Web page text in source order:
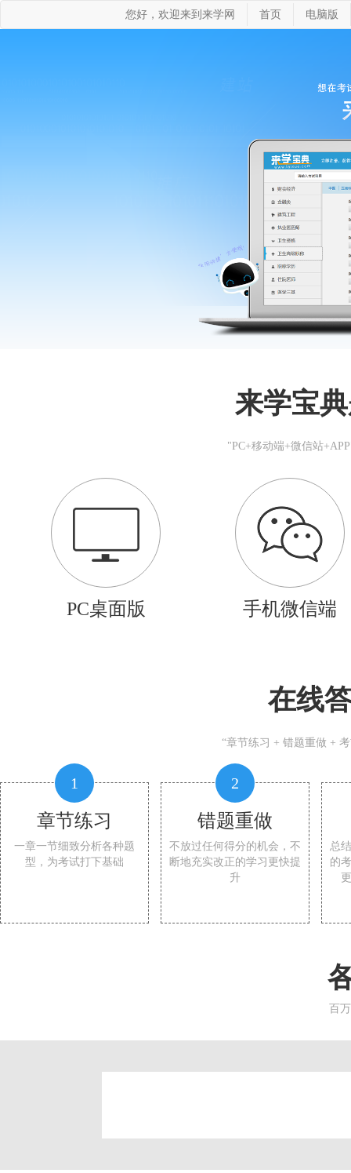
您好，欢迎来到来学网 首页 电脑版
来学宝
"PC+移动端+微信站
PC桌面版 手机微信端
在线
“章节练习 + 错题重做 +
1
章节练习
一章一节细致分析各种题
型，为考试打下基础
2
错题重做
不放过任何得分的机会，不
断地充实改正的学习更快提
升
总
的
百